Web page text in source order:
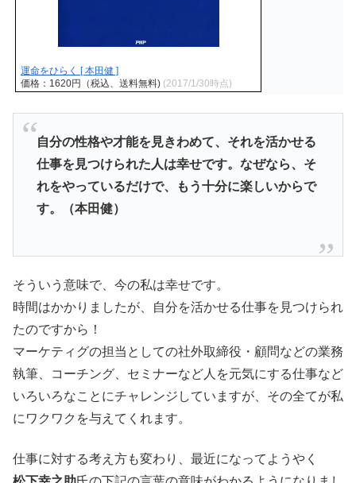
運命をひらく [ 本田健 ]
価格：1620円（税込、送料無料) (2017/1/30時点)
自分の性格や才能を見きわめて、それを活かせる
仕事を見つけられた人は幸せです。なぜなら、そ
れをやっているだけで、もう十分に楽しいからで
す。（本田健）
そういう意味で、今の私は幸せです。
時間はかかりましたが、自分を活かせる仕事を見つけられ
たのですから！
マーケティグの担当としての社外取締役・顧問などの業務
執筆、コーチング、セミナーなど人を元気にする仕事など
いろいろなことにチャレンジしていますが、その全てが私
にワクワクを与えてくれます。
仕事に対する考え方も変わり、最近になってようやく